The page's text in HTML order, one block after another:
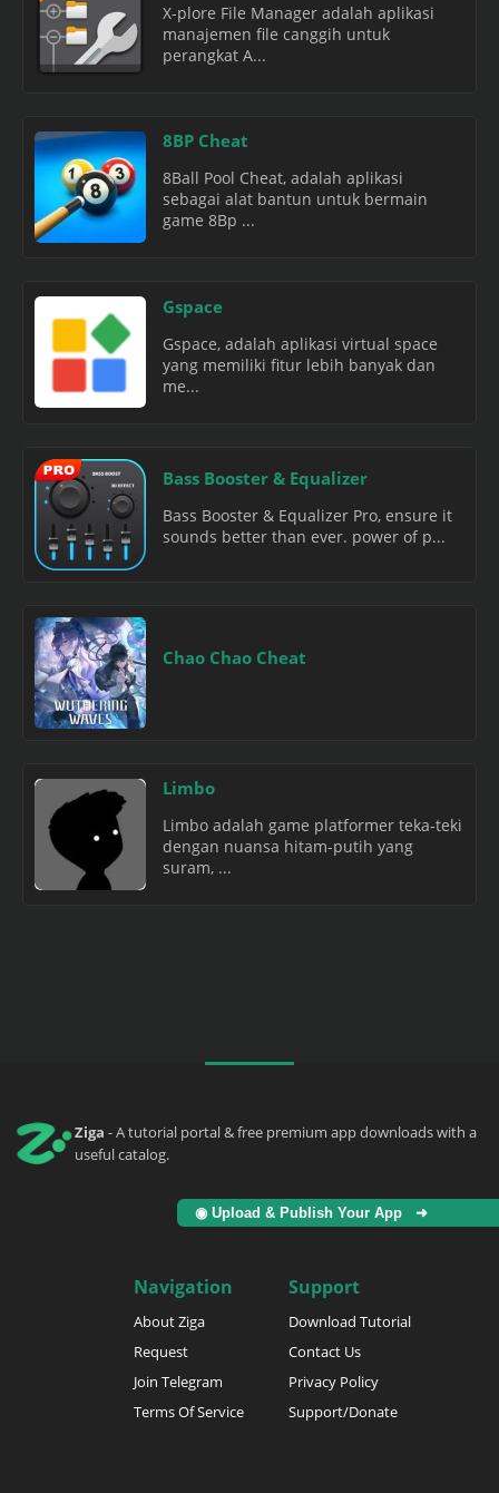
X-plore File Manager adalah aplikasi
manajemen file canggih untuk
perangkat A...
8BP Cheat
8Ball Pool Cheat, adalah aplikasi
sebagai alat bantun untuk bermain
game 8Bp ...
Gspace
Gspace, adalah aplikasi virtual space
yang memiliki fitur lebih banyak dan
me...
Bass Booster & Equalizer
Bass Booster & Equalizer Pro, ensure it
sounds better than ever. power of p...
Chao Chao Cheat
Limbo
Limbo adalah game platformer teka-teki
dengan nuansa hitam-putih yang
suram, ...
Ziga - A tutorial portal & free premium app downloads with a
useful catalog.
◉ Upload & Publish Your App ➜
Navigation
About Ziga
Request
Join Telegram
Terms Of Service
Support
Download Tutorial
Contact Us
Privacy Policy
Support/Donate